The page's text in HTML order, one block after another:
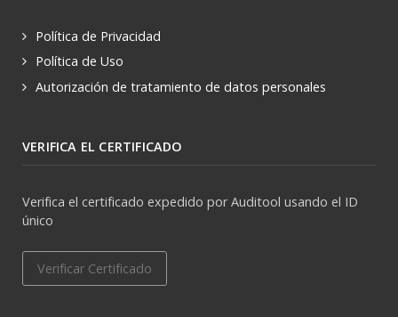
Política de Privacidad
Política de Uso
Autorización de tratamiento de datos personales
VERIFICA EL CERTIFICADO
Verifica el certificado expedido por Auditool usando el ID
único
Verificar Certificado